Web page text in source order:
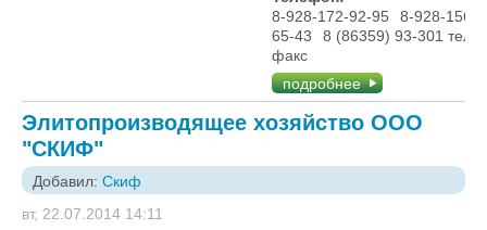
8-928-172-92-95
8-928-156-
65-43
8 (86359) 93-301 тел./
факс
подробнее
Элитопроизводящее хозяйство ООО
"СКИФ"
Добавил: Скиф
вт, 22.07.2014 14:11